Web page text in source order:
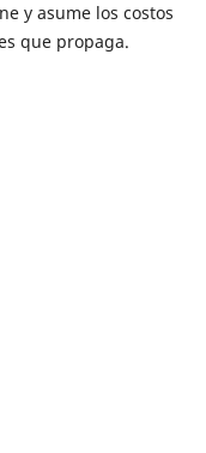
y asume los costos
que propaga.